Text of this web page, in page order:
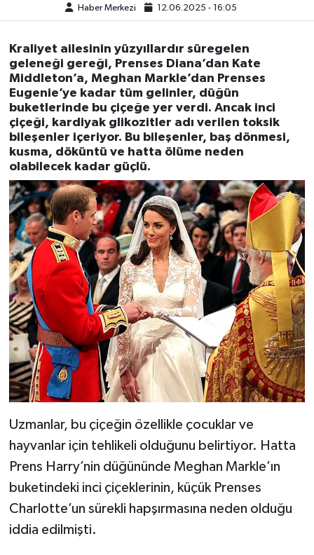
Haber Merkezi 12.06.2025 - 16:05
Kraliyet ailesinin yüzyıllardır süregelen
geleneği gereği, Prenses Diana’dan Kate
Middleton’a, Meghan Markle’dan Prenses
Eugenie’ye kadar tüm gelinler, düğün
buketlerinde bu çiçeğe yer verdi. Ancak inci
çiçeği, kardiyak glikozitler adı verilen toksik
bileşenler içeriyor. Bu bileşenler, baş dönmesi,
kusma, döküntü ve hatta ölüme neden
olabilecek kadar güçlü.
Uzmanlar, bu çiçeğin özellikle çocuklar ve
hayvanlar için tehlikeli olduğunu belirtiyor. Hatta
Prens Harry’nin düğününde Meghan Markle’ın
buketindeki inci çiçeklerinin, küçük Prenses
Charlotte’un sürekli hapşırmasına neden olduğu
iddia edilmişti.